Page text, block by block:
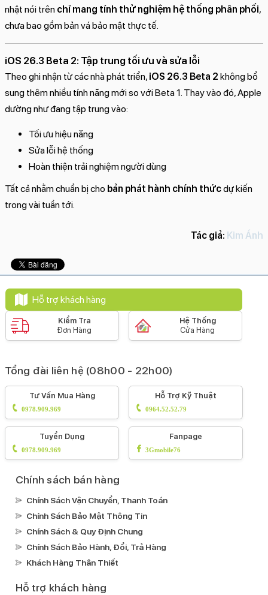
nhật nói trên chỉ mang tính thử nghiệm hệ thống phân phối,
chưa bao gồm bản vá bảo mật thực tế.
iOS 26.3 Beta 2: Tập trung tối ưu và sửa lỗi
Theo ghi nhận từ các nhà phát triển, iOS 26.3 Beta 2 không bổ
sung thêm nhiều tính năng mới so với Beta 1. Thay vào đó, Apple
dường như đang tập trung vào:
Tối ưu hiệu năng
Sửa lỗi hệ thống
Hoàn thiện trải nghiệm người dùng
Tất cả nhằm chuẩn bị cho bản phát hành chính thứcdự kiến
trong vài tuần tới.
Tác giả: Kim Ánh
Hỗ trợ khách hàng
Kiểm Tra
Đơn Hàng
Hệ Thống
Cửa Hàng
Tổng đài liên hệ (08h00 - 22h00)
Tư Vấn Mua Hàng
0978.909.969
Hỗ Trợ Kỹ Thuật
0964.52.52.79
Tuyển Dụng
0978.909.969
Fanpage
3Gmobile76
Chính sách bán hàng
Chính Sách Vận Chuyển, Thanh Toán
Chính Sách Bảo Mật Thông Tin
Chính Sách & Quy Định Chung
Chính Sách Bảo Hành, Đổi, Trả Hàng
Khách Hàng Thân Thiết
Hỗ trợ khách hàng